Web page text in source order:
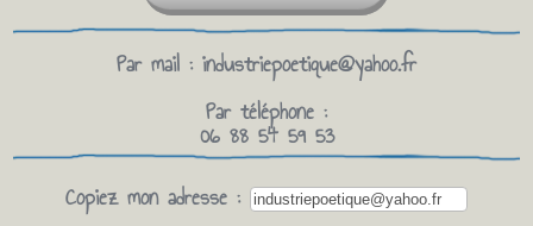
Par mail : industriepoetique@yahoo.fr
Par téléphone :
06 88 54 59 53
Copiez mon adresse :